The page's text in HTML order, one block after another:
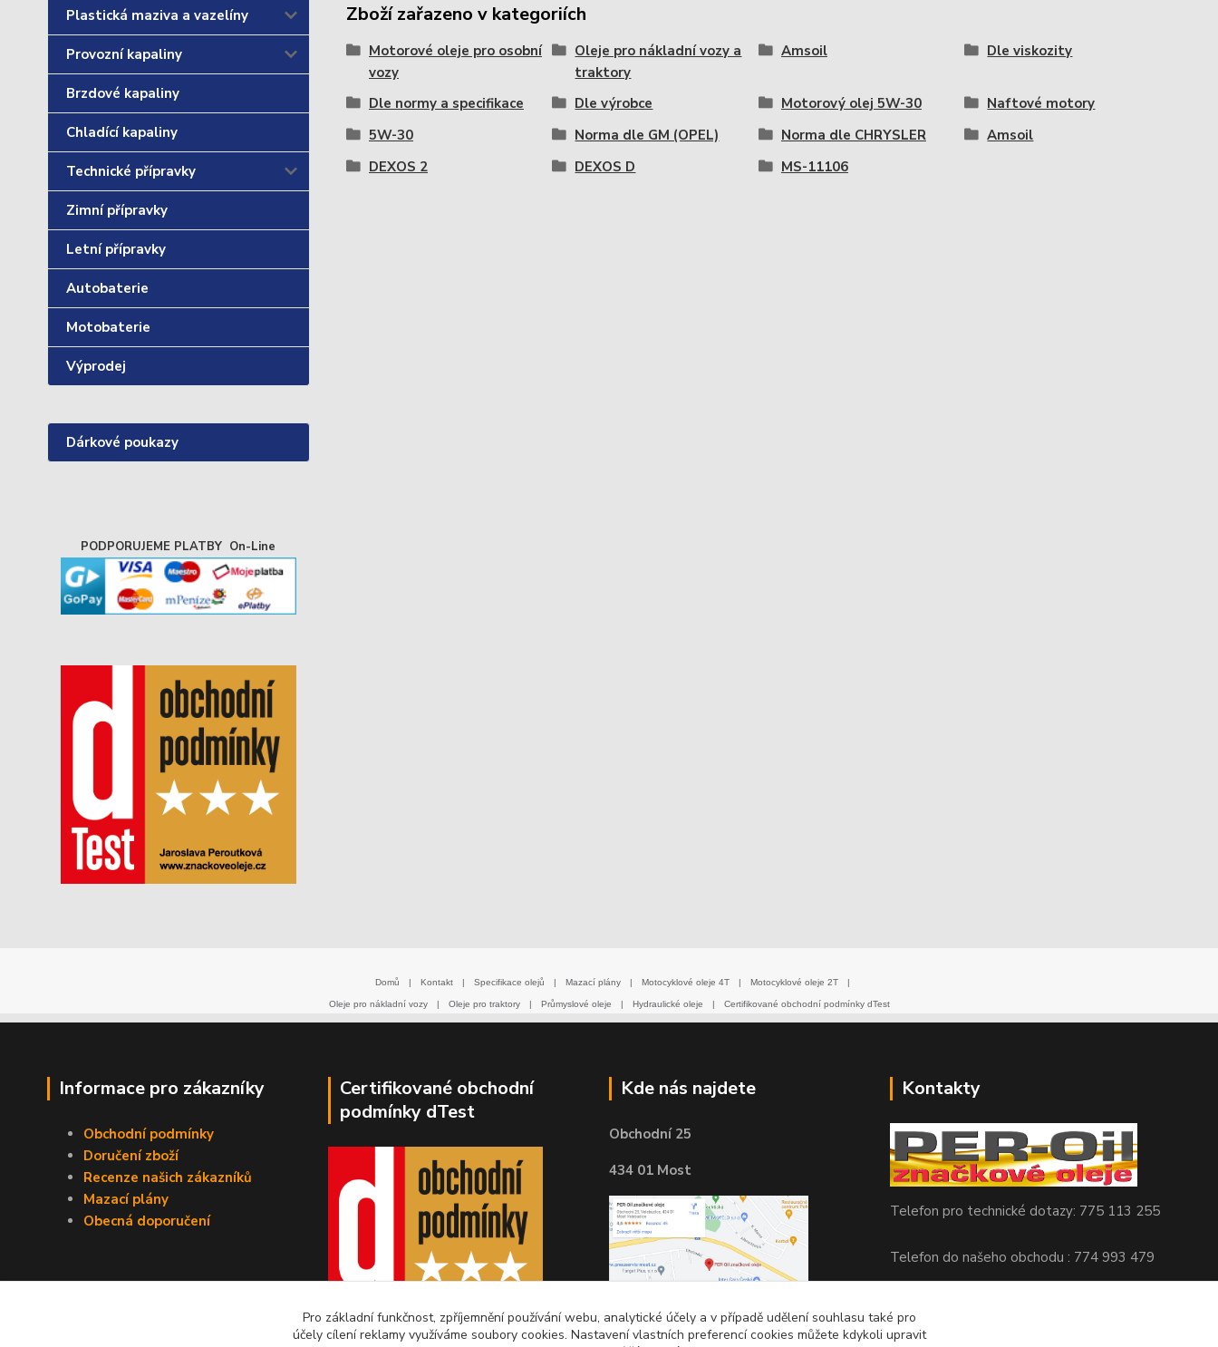
Plastická maziva a vazelíny
Provozní kapaliny
Brzdové kapaliny
Chladící kapaliny
Technické přípravky
Zimní přípravky
Letní přípravky
Autobaterie
Motobaterie
Výprodej
Dárkové poukazy
PODPORUJEME PLATBY On-Line
Zboží zařazeno v kategoriích
Motorové oleje pro osobní
vozy
Oleje pro nákladní vozy a
traktory
Amsoil Dle viskozity
Dle normy a specifikace Dle výrobce Motorový olej 5W-30
Naftové motory
5W-30
Norma dle GM (OPEL) Norma dle CHRYSLER
Amsoil
DEXOS 2
DEXOS D MS-11106
Domů | Kontakt | Specifikace olejů | Mazací plány | Motocyklové oleje 4T | Motocyklové oleje 2T |
Oleje pro nákladní vozy | Oleje pro traktory | Průmyslové oleje | Hydraulické oleje | Certifikované obchodní podmínky dTest
Informace pro zákazníky
Obchodní podmínky
Doručení zboží
Recenze našich zákazníků
Mazací plány
Obecná doporučení
Certifikované obchodní
podmínky dTest
Kde nás najdete
Obchodní 25
434 01 Most
Kontakty
Telefon pro technické dotazy: 775 113 255
Telefon do našeho obchodu : 774 993 479
Pro základní funkčnost, zpříjemnění používání webu, analytické účely a v případě udělení souhlasu také pro
účely cílení reklamy využíváme soubory cookies. Nastavení vlastních preferencí cookies můžete kdykoli upravit